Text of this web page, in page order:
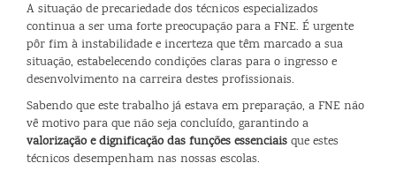
A situação de precariedade dos técnicos especializados
continua a ser uma forte preocupação para a FNE. É urgente
pôr fim à instabilidade e incerteza que têm marcado a sua
situação, estabelecendo condições claras para o ingresso e
desenvolvimento na carreira destes profissionais.
Sabendo que este trabalho já estava em preparação, a FNE não
vê motivo para que não seja concluído, garantindo a
valorização e dignificação das funções essenciais que estes
técnicos desempenham nas nossas escolas.